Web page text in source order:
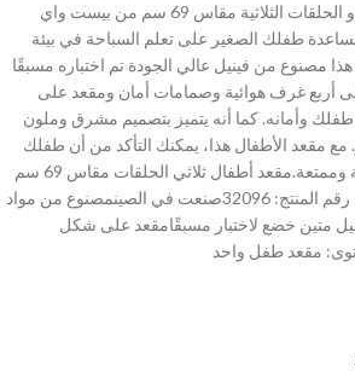
يُعد مقعد السباحة للأطفال ذو الحلقات الثلاثية مقاس 69 سم من بيست واي
طفلك الصغير على تعلم السباحة في بيئة
مصنوع من فينيل عالي الجودة تم اختباره مسبقًا
أربع غرف هوائية وصمامات أمان ومقعد على
وأمانه. كما أنه يتميز بتصميم مشرق وملون
مقعد الأطفال هذا، يمكنك التأكد من أن طفلك
سيستمتع بتجربة سباحة آمنة وممتعة.مقعد أطفال ثلاثي الحلقات مقاس 69 سم
من بيست واي سويم سيف، رقم المنتج: 32096صنعت في الصينمصنوع من مواد
متين خضع لاختبار مسبقًامقعد على شكل